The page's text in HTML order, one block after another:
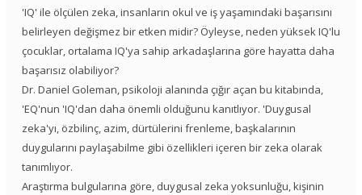
'IQ' ile ölçülen zeka, insanların okul ve iş yaşamındaki başarısını
belirleyen değişmez bir etken midir? Öyleyse, neden yüksek IQ'lu
çocuklar, ortalama IQ'ya sahip arkadaşlarına göre hayatta daha
başarısız olabiliyor?
Dr. Daniel Goleman, psikoloji alanında çığır açan bu kitabında,
'EQ'nun 'IQ'dan daha önemli olduğunu kanıtlıyor. 'Duygusal
zeka'yı, özbilinç, azim, dürtülerini frenleme, başkalarının
duygularını paylaşabilme gibi özellikleri içeren bir zeka olarak
tanımlıyor.
Araştırma bulgularına göre, duygusal zeka yoksunluğu, kişinin